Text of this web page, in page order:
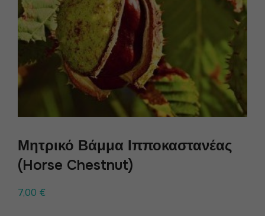
Μητρικό Βάμμα Ιπποκαστανέας
(Horse Chestnut)
7,00 €